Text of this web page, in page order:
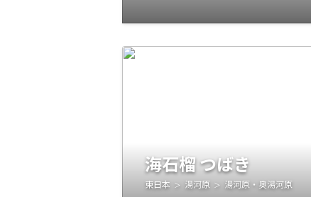
海石榴 つばき
東日本 湯河原
湯河原・奥湯河原